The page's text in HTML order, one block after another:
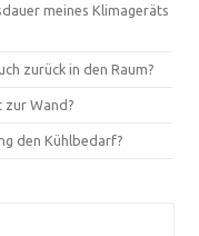
meines Klimageräts
zurück in den Raum?
zur Wand?
den Kühlbedarf?